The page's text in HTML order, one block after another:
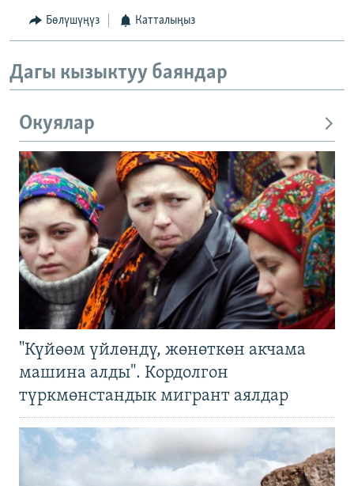
Бөлүшүңүз Катталыңыз
Дагы кызыктуу баяндар
Окуялар
"Күйөөм үйлөндү, жөнөткөн акчама
машина алды". Кордолгон
түркмөнстандык мигрант аялдар